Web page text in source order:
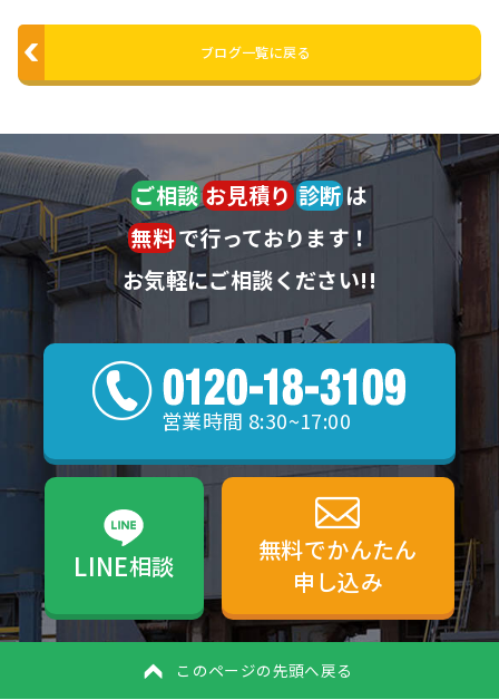
ブログ一覧に戻る
ご相談 お見積り 診断は
無料で行っております！
お気軽にご相談ください!!
営業時間 8:30~17:00
LINE相談
無料でかんたん
申し込み
このページの先頭へ戻る